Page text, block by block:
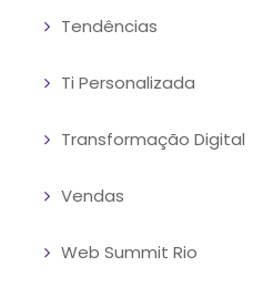
Tendências
Ti Personalizada
Transformação Digital
Vendas
Web Summit Rio